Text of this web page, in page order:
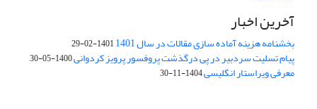
آخرین اخبار
بخشنامه هزینه آماده سازی مقالات در سال 1401 1401-02-29
پیام تسلیت سردبیر در پی درگذشت پروفسور پرویز کردوانی1400-05-30
معرفی ویراستار انگلیسی1404-11-30